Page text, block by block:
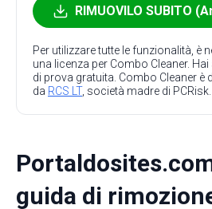
RIMUOVILO SUBITO
Per utilizzare tutte le funzionalità, è
una licenza per Combo Cleaner.
di prova gratuita. Combo Cleaner è
da RCS LT, società madre di PCRisk.
guida di